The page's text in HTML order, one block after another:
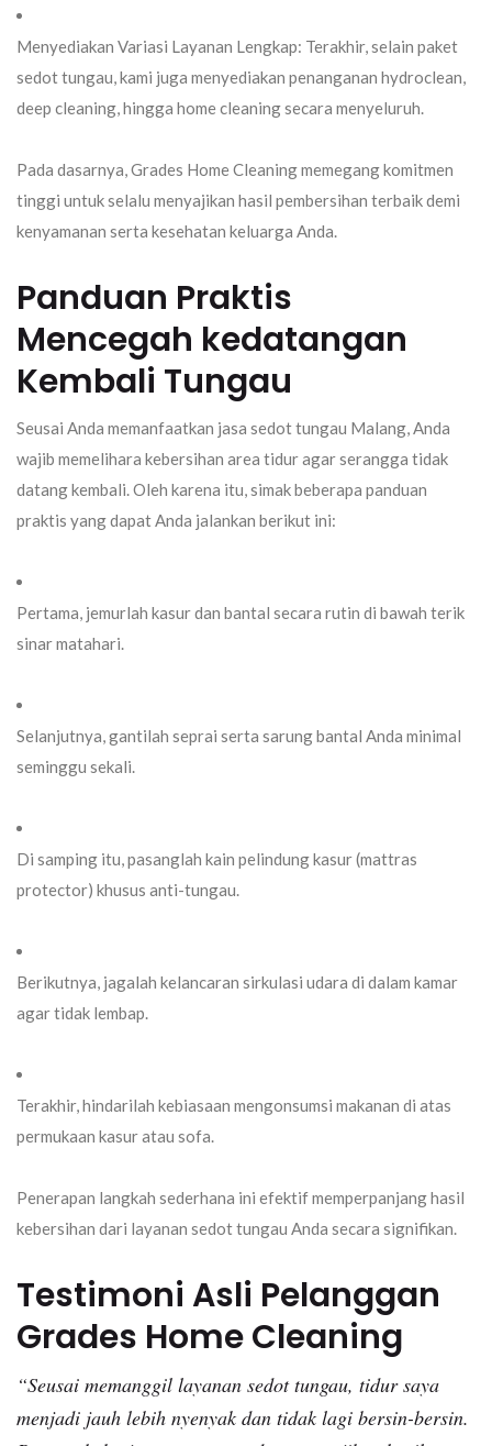
Menyediakan Variasi Layanan Lengkap: Terakhir, selain paket
sedot tungau, kami juga menyediakan penanganan hydroclean,
deep cleaning, hingga home cleaningsecara menyeluruh.
Pada dasarnya,Grades Home Cleaningmemegang komitmen
tinggi untuk selalu menyajikan hasil pembersihan terbaik demi
kenyamanan serta kesehatan keluarga Anda.
Panduan Praktis
Mencegah kedatangan
Kembali Tungau
Seusai Anda memanfaatkan jasa sedot tungau Malang, Anda
wajib memelihara kebersihan area tidur agar serangga tidak
datang kembali. Oleh karena itu, simak beberapa panduan
praktis yang dapat Anda jalankan berikut ini:
Pertama, jemurlah kasur dan bantal secara rutin di bawah terik
sinar matahari.
Selanjutnya, gantilah seprai serta sarung bantal Anda minimal
seminggu sekali.
Di samping itu, pasanglah kain pelindung kasur (mattras
protector) khusus anti-tungau.
Berikutnya, jagalah kelancaran sirkulasi udara di dalam kamar
agar tidak lembap.
Terakhir, hindarilah kebiasaan mengonsumsi makanan di atas
permukaan kasur atau sofa.
Penerapan langkah sederhana ini efektif memperpanjang hasil
kebersihan dari layanan sedot tungau Anda secara signifikan.
Testimoni Asli Pelanggan
Grades Home Cleaning
“Seusai memanggil layanan sedot tungau, tidur saya
menjadi jauh lebih nyenyak dan tidak lagi bersin-bersin.